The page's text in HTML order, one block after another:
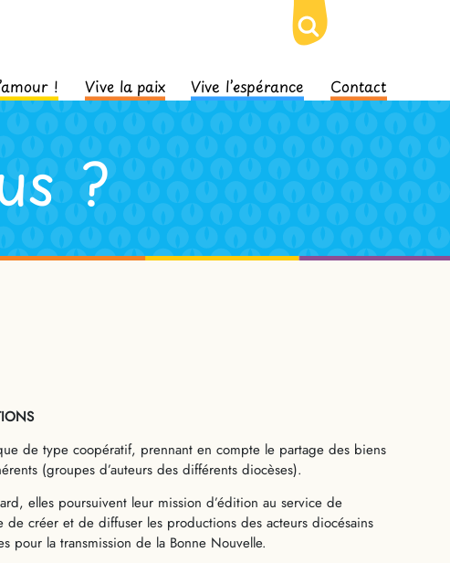
! Vive la paix Vive l’espérance Contact
?
de type coopératif, prennant en compte le partage des biens
(groupes d’auteurs des différents diocèses).
elles poursuivent leur mission d’édition au service de
de créer et de diffuser les productions des acteurs diocésains
pour la transmission de la Bonne Nouvelle.